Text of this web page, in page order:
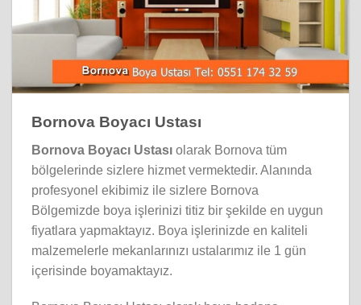
Bornova Boyacı Ustası
Bornova Boyacı Ustası olarak Bornova tüm
bölgelerinde sizlere hizmet vermektedir. Alanında
profesyonel ekibimiz ile sizlere Bornova
Bölgemizde boya işlerinizi titiz bir şekilde en uygun
fiyatlara yapmaktayız. Boya işlerinizde en kaliteli
malzemelerle mekanlarınızı ustalarımız ile 1 gün
içerisinde boyamaktayız.